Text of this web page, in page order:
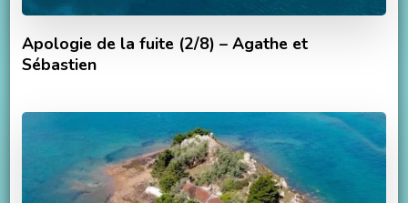
Apologie de la fuite (2/8) – Agathe et
Sébastien